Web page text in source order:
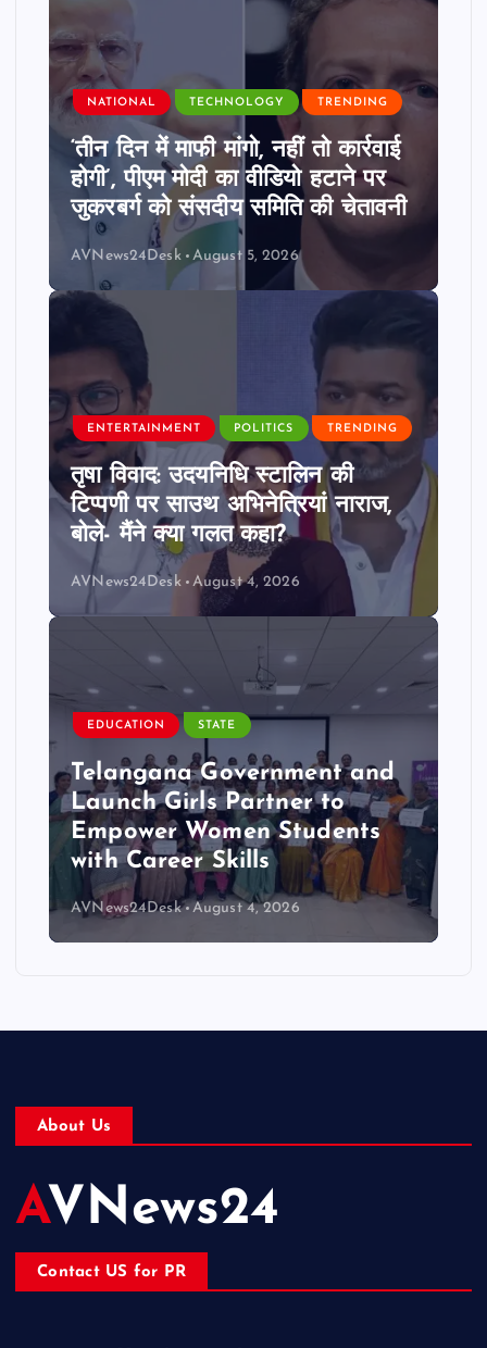
NATIONAL TECHNOLOGY TRENDING
‘तीन दिन में माफी मांगो, नहीं तो कार्रवाई
होगी’, पीएम मोदी का वीडियो हटाने पर
जुकरबर्ग को संसदीय समिति की चेतावनी
AVNews24Desk August 5, 2026
ENTERTAINMENT POLITICS TRENDING
तृषा विवाद: उदयनिधि स्टालिन की
टिप्पणी पर साउथ अभिनेत्रियां नाराज,
बोले- मैंने क्या गलत कहा?
AVNews24Desk August 4, 2026
EDUCATION STATE
Telangana Government and
Launch Girls Partner to
Empower Women Students
with Career Skills
AVNews24Desk August 4, 2026
About Us
AVNews24
Contact US for PR